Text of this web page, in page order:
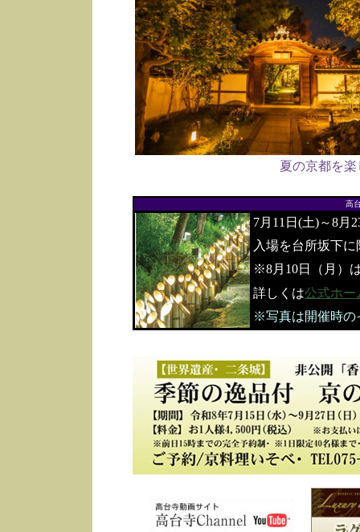
夏の京都を
高
7月11日(土)～8月
入場を台所坂下
※8月10日（月）
詳しくは公式ホー
※写真は開催時の